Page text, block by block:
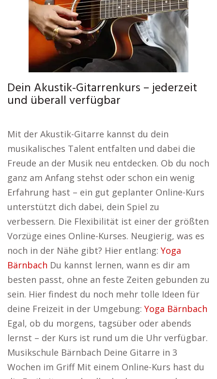
Dein Akustik-Gitarrenkurs – jederzeit
und überall verfügbar
Mit der Akustik-Gitarre kannst du dein
musikalisches Talent entfalten und dabei die
Freude an der Musik neu entdecken. Ob du noch
ganz am Anfang stehst oder schon ein wenig
Erfahrung hast – ein gut geplanter Online-Kurs
unterstützt dich dabei, dein Spiel zu
verbessern. Die Flexibilität ist einer der größten
Vorzüge eines Online-Kurses. Neugierig, was es
noch in der Nähe gibt? Hier entlang: Yoga
Bärnbach Du kannst lernen, wann es dir am
besten passt, ohne an feste Zeiten gebunden zu
sein. Hier findest du noch mehr tolle Ideen für
deine Freizeit in der Umgebung: Yoga Bärnbach
Egal, ob du morgens, tagsüber oder abends
lernst – der Kurs ist rund um die Uhr verfügbar.
Musikschule Bärnbach Deine Gitarre in 3
Wochen im Griff Mit einem Online-Kurs hast du